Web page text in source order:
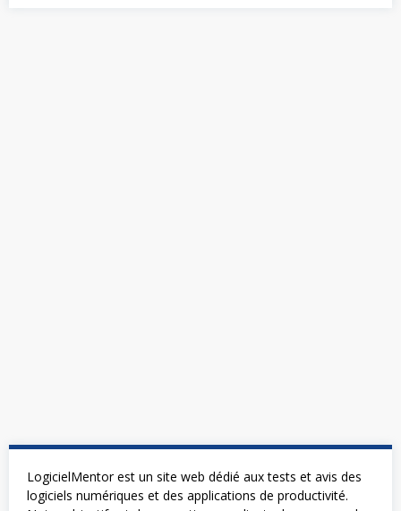
LogicielMentor est un site web dédié aux tests et avis des
logiciels numériques et des applications de productivité.